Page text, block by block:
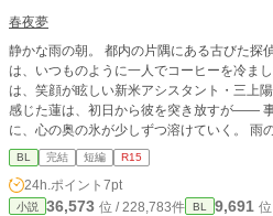
春夜夢
静かな雨の朝。 都内の片隅にある古びた探
は、いつものように一人でコーヒーを冷ま
は、笑顔が眩しい新米アシスタント・三上
感じた蓮は、初日から彼を突き放すが――
に、心の奥の氷が少しずつ溶けていく。 雨の夜、二人で一つの傘を差したと
き、 蓮はようやく気づく。 これはただのバ
と。 過去に傷を持つ探偵と、未来を信じる青年が、 雨の街で少しずつ心を寄せ
合う、静かで深いオフィスラブストーリー。
BL 完結 短編 R15
24h.ポイント 7pt
小説 36,573 位 / 228,783件 BL 9,691